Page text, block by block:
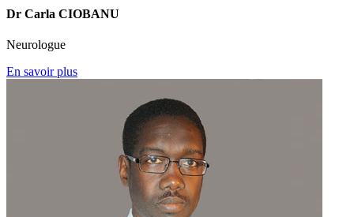
Dr Carla CIOBANU
Neurologue
En savoir plus